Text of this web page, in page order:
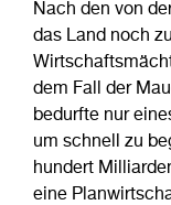
Nach den von
das Land noch
dem Fall der
bedurfte nur
um schnell zu
hundert
eine